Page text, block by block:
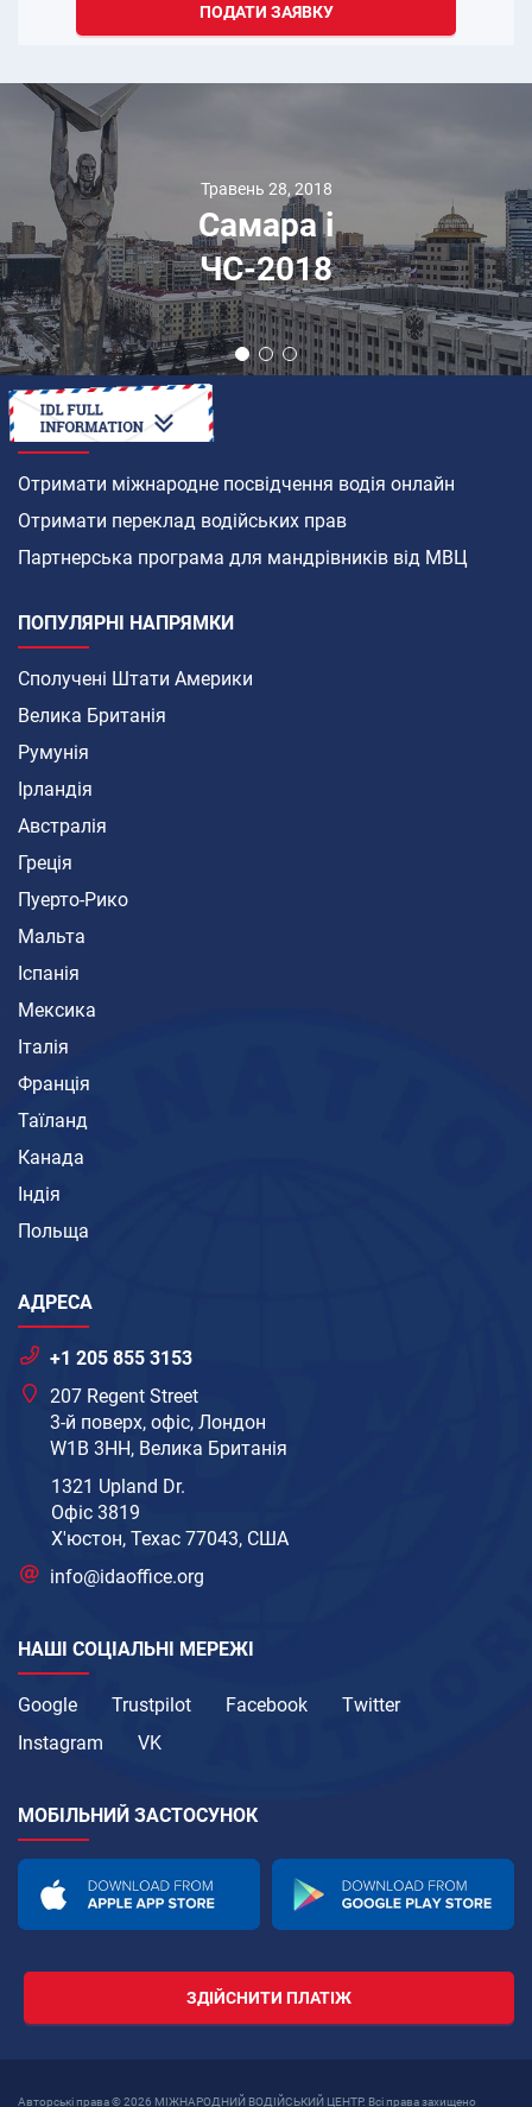
ПОДАТИ ЗАЯВКУ
Травень 28, 2018
Самара і
ЧС-2018
ЯК
Отримати міжнародне посвідчення водія онлайн
Отримати переклад водійських прав
Партнерська програма для мандрівників від МВЦ
ПОПУЛЯРНІ НАПРЯМКИ
Сполучені Штати Америки
Велика Британія
Румунія
Ірландія
Австралія
Греція
Пуерто-Рико
Мальта
Іспанія
Мексика
Італія
Франція
Таїланд
Канада
Індія
Польща
АДРЕСА
+1 205 855 3153
207 Regent Street
3-й поверх, офіс, Лондон
W1B 3HH, Велика Британія
1321 Upland Dr.
Офіс 3819
Х'юстон, Техас 77043, США
info@idaoffice.org
НАШІ СОЦІАЛЬНІ МЕРЕЖІ
Google Trustpilot Facebook
Twitter
Instagram
VK
МОБІЛЬНИЙ ЗАСТОСУНОК
ЗДІЙСНИТИ ПЛАТІЖ
Авторські права © 2026 МІЖНАРОДНИЙ ВОДІЙСЬКИЙ ЦЕНТР. Всі права захищено